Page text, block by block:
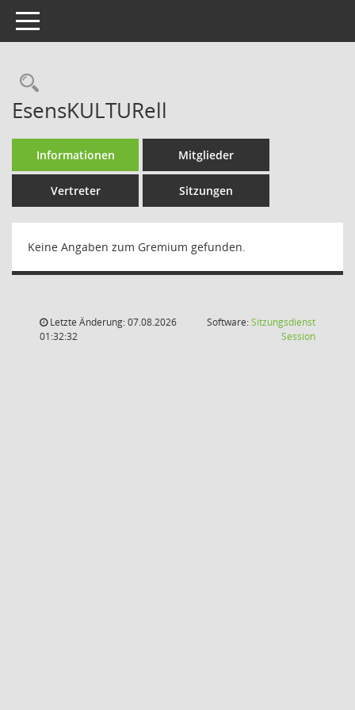
Toggle navigation
Rechercheauswahl
EsensKULTURell
Informationen Mitglieder
Vertreter Sitzungen
Keine Angaben zum Gremium gefunden.
Letzte Änderung: 07.08.2026
01:32:32
Software:Sitzungsdienst
Session(Wird in